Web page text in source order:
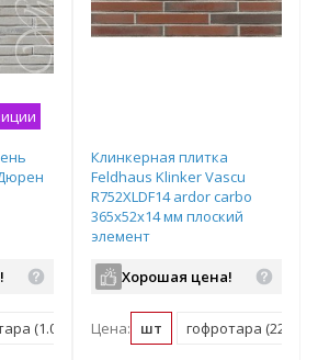
(1.014 м2) мастербокс (25.194 м2)
Клинкерная плитка
Feldhaus Klinker Vascu
R752XLDF14 ardor carbo
365х52х14 мм плоский
элемент
Хорошая цена!
Цена: шт гофротара (22 шт)